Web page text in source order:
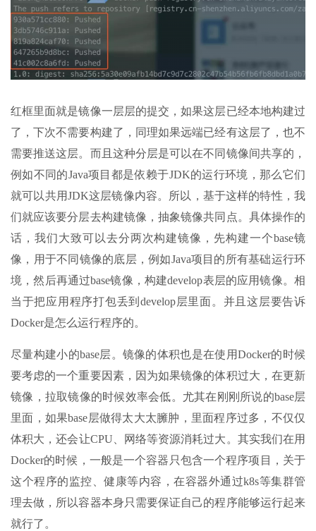
红框里面就是镜像一层层的提交，如果这层已经本地构建过
了，下次不需要构建了，同理如果远端已经有这层了，也不
需要推送这层。而且这种分层是可以在不同镜像间共享的，
例如不同的Java项目都是依赖于JDK的运行环境，那么它们
就可以共用JDK这层镜像内容。所以，基于这样的特性，我
们就应该要分层去构建镜像，抽象镜像共同点。具体操作的
话，我们大致可以去分两次构建镜像，先构建一个base镜
像，用于不同镜像的底层，例如Java项目的所有基础运行环
境，然后再通过base镜像，构建develop表层的应用镜像。相
当于把应用程序打包丢到develop层里面。并且这层要告诉
Docker是怎么运行程序的。
尽量构建小的base层。镜像的体积也是在使用Docker的时候
要考虑的一个重要因素，因为如果镜像的体积过大，在更新
镜像，拉取镜像的时候效率会低。尤其在刚刚所说的base层
里面，如果base层做得太大太臃肿，里面程序过多，不仅仅
体积大，还会让CPU、网络等资源消耗过大。其实我们在用
Docker的时候，一般是一个容器只包含一个程序项目，关于
这个程序的监控、健康等内容，在容器外通过k8s等集群管
理去做，所以容器本身只需要保证自己的程序能够运行起来
就行了。